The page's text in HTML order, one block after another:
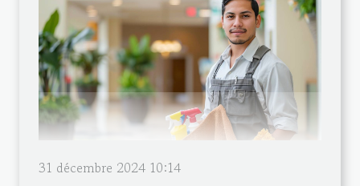
31 décembre 2024 10:14